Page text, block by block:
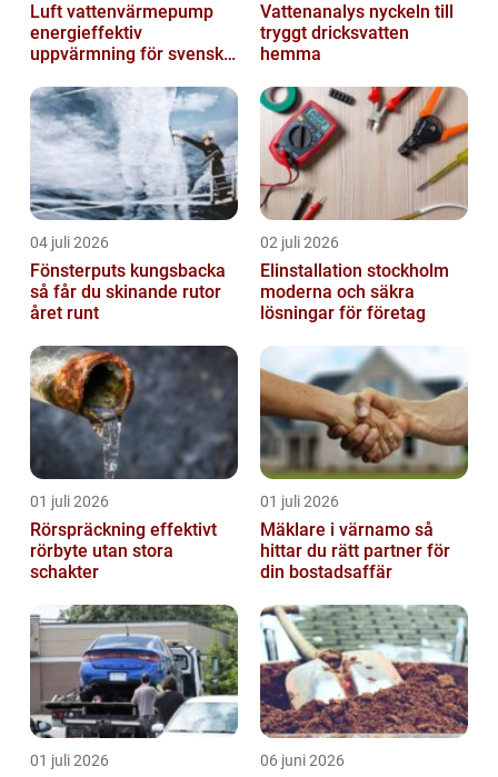
Luft vattenvärmepump
energieffektiv
uppvärmning för svenska
Vattenanalys nyckeln till
tryggt dricksvatten
hemma
04 juli 2026
Fönsterputs kungsbacka
så får du skinande rutor
året runt
02 juli 2026
Elinstallation stockholm
moderna och säkra
lösningar för företag
01 juli 2026
Rörspräckning effektivt
rörbyte utan stora
schakter
01 juli 2026
Mäklare i värnamo så
hittar du rätt partner för
din bostadsaffär
01 juli 2026 06 juni 2026